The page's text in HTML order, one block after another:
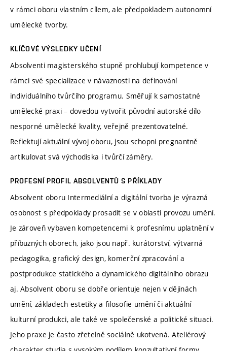
v rámci oboru vlastním cílem, ale předpokladem autonomní
umělecké tvorby.
KLÍČOVÉ VÝSLEDKY UČENÍ
Absolventi magisterského stupně prohlubují kompetence v
rámci své specializace v návaznosti na definování
individuálního tvůrčího programu. Směřují k samostatné
umělecké praxi – dovedou vytvořit původní autorské dílo
nesporné umělecké kvality, veřejně prezentovatelné.
Reflektují aktuální vývoj oboru, jsou schopni pregnantně
artikulovat svá východiska i tvůrčí záměry.
PROFESNÍ PROFIL ABSOLVENTŮ S PŘÍKLADY
Absolvent oboru Intermediální a digitální tvorba je výrazná
osobnost s předpoklady prosadit se v oblasti provozu umění.
Je zároveň vybaven kompetencemi k profesnímu uplatnění v
příbuzných oborech, jako jsou např. kurátorství, výtvarná
pedagogika, grafický design, komerční zpracování a
postprodukce statického a dynamického digitálního obrazu
aj. Absolvent oboru se dobře orientuje nejen v dějinách
umění, základech estetiky a filosofie umění či aktuální
kulturní produkci, ale také ve společenské a politické situaci.
Jeho praxe je často zřetelně sociálně ukotvená. Ateliérový